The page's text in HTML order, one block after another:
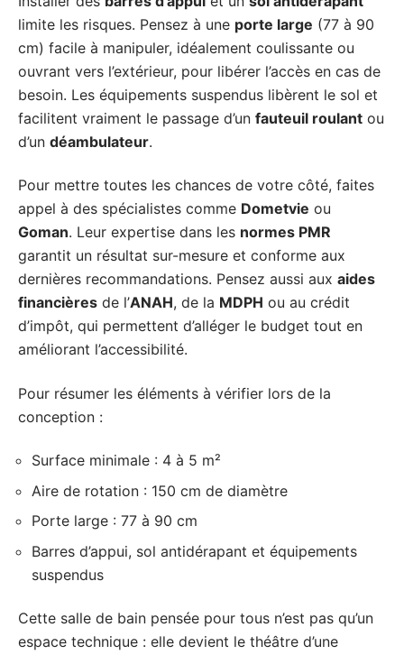
limite les risques. Pensez à une porte large (77 à 90
cm) facile à manipuler, idéalement coulissante ou
ouvrant vers l’extérieur, pour libérer l’accès en cas de
besoin. Les équipements suspendus libèrent le sol et
facilitent vraiment le passage d’un fauteuil roulant ou
d’un déambulateur.
Pour mettre toutes les chances de votre côté, faites
appel à des spécialistes comme Dometvie ou
Goman. Leur expertise dans les normes PMR
garantit un résultat sur-mesure et conforme aux
dernières recommandations. Pensez aussi aux aides
financières de l’ANAH, de la MDPH ou au crédit
d’impôt, qui permettent d’alléger le budget tout en
améliorant l’accessibilité.
Pour résumer les éléments à vérifier lors de la
conception :
Surface minimale : 4 à 5 m²
Aire de rotation : 150 cm de diamètre
Porte large : 77 à 90 cm
Barres d’appui, sol antidérapant et équipements
suspendus
Cette salle de bain pensée pour tous n’est pas qu’un
espace technique : elle devient le théâtre d’une